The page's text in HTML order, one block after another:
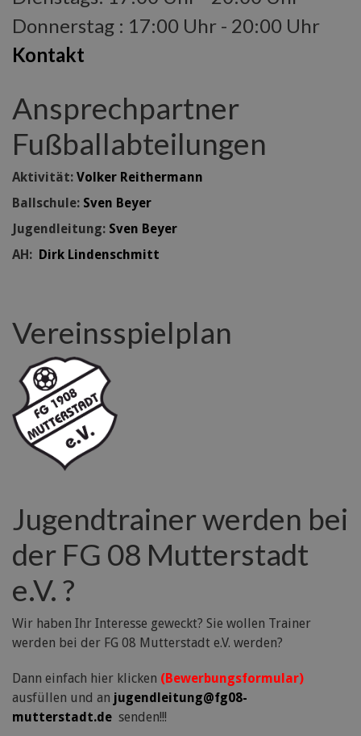
Donnerstag : 17:00 Uhr - 20:00 Uhr
Kontakt
Ansprechpartner
Fußballabteilungen
Aktivität: Volker Reithermann
Ballschule: Sven Beyer
Jugendleitung: Sven Beyer
AH: Dirk Lindenschmitt
Vereinsspielplan
Jugendtrainer werden bei
der FG 08 Mutterstadt
e.V. ?
Wir haben Ihr Interesse geweckt? Sie wollen Trainer
werden bei der FG 08 Mutterstadt e.V. werden?
Dann einfach hier klicken (Bewerbungsformular)
ausfüllen und an jugendleitung@fg08-
mutterstadt.de senden!!!